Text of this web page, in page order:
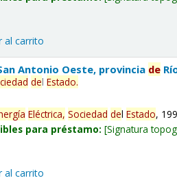
al carrito
Antonio Oeste, provincia de
delEstado.
Eléctrica, Sociedad delEstado,
para préstamo: Signatura
al carrito